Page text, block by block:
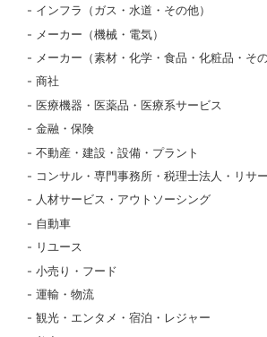
インフラ（ガス・水道・その他）
メーカー（機械・電気）
メーカー（素材・化学・食品・化粧品・その
商社
医療機器・医薬品・医療系サービス
金融・保険
不動産・建設・設備・プラント
コンサル・専門事務所・税理士法人・リサ
人材サービス・アウトソーシング
自動車
リユース
小売り・フード
運輸・物流
観光・エンタメ・宿泊・レジャー